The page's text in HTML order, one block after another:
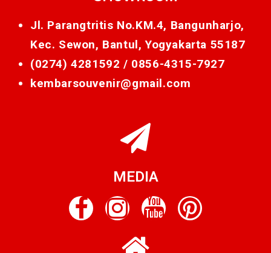
Jl. Parangtritis No.KM.4, Bangunharjo,
Kec. Sewon, Bantul, Yogyakarta 55187
(0274) 4281592 / 0856-4315-7927
kembarsouvenir@gmail.com
MEDIA